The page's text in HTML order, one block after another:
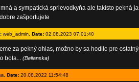
a sympatická sprievodkyňa ale takisto pekná
zašportujete
web_admin, Date:02.08.2023 07:01:40
za pekný ohlas, možno by sa hodilo pre
bola... (Belianska)
Date:20.08.2022 11:54:48